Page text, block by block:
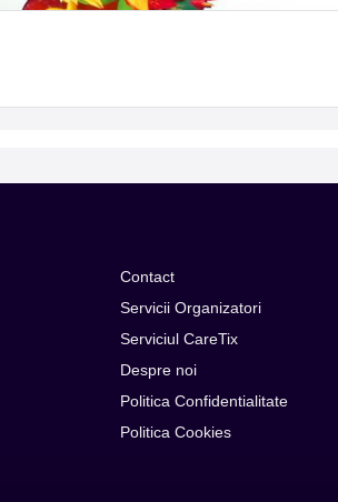
Contact
Servicii Organizatori
Serviciul CareTix
Despre noi
Politica Confidentialitate
Politica Cookies